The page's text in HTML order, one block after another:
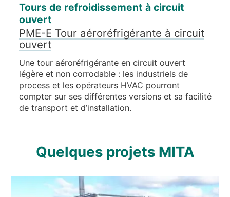
Tours de refroidissement à circuit
ouvert
PME-E Tour aéroréfrigérante à circuit
ouvert
Une tour aéroréfrigérante en circuit ouvert
légère et non corrodable : les industriels de
process et les opérateurs HVAC pourront
compter sur ses différentes versions et sa facilité
de transport et d’installation.
Quelques projets MITA